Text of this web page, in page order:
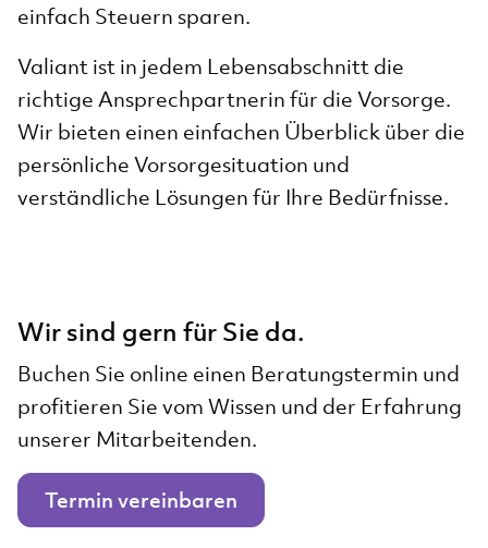
einfach Steuern sparen.
Valiant ist in jedem Lebensabschnitt die
richtige Ansprechpartnerin für die Vorsorge.
Wir bieten einen einfachen Überblick über die
persönliche Vorsorgesituation und
verständliche Lösungen für Ihre Bedürfnisse.
Wir sind gern für Sie da.
Buchen Sie online einen Beratungstermin und
profitieren Sie vom Wissen und der Erfahrung
unserer Mitarbeitenden.
Termin vereinbaren